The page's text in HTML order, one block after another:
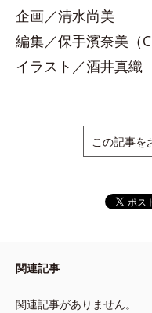
企画／清水尚美
編集／保手濱奈美（
イラスト／酒井真織
この記事を
関連記事
関連記事がありません。